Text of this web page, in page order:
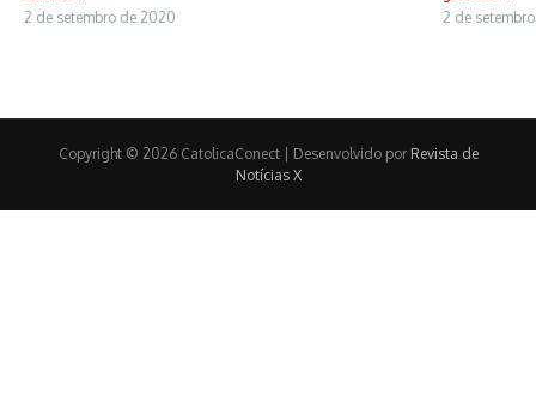
2 de setembro de 2020 2 de
Copyright © 2026 CatolicaConect | Desenvolvido por Revista de
Notícias X